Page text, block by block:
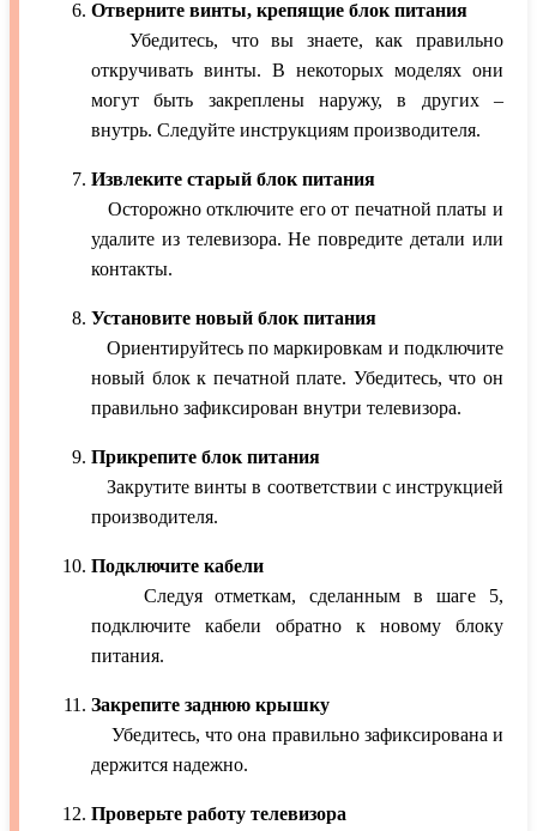
Отверните винты, крепящие блок питания
Убедитесь, что вы знаете, как правильно
откручивать винты. В некоторых моделях они
могут быть закреплены наружу, в других –
внутрь. Следуйте инструкциям производителя.
Извлеките старый блок питания
Осторожно отключите его от печатной платы и
удалите из телевизора. Не повредите детали или
контакты.
Установите новый блок питания
Ориентируйтесь по маркировкам и подключите
новый блок к печатной плате. Убедитесь, что он
правильно зафиксирован внутри телевизора.
Прикрепите блок питания
Закрутите винты в соответствии с инструкцией
производителя.
Подключите кабели
Следуя отметкам, сделанным в шаге 5,
подключите кабели обратно к новому блоку
питания.
Закрепите заднюю крышку
Убедитесь, что она правильно зафиксирована и
держится надежно.
Проверьте работу телевизора